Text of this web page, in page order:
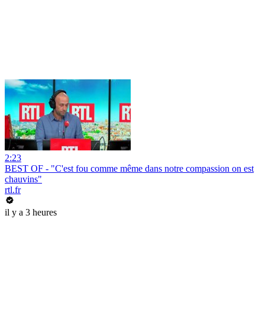
2:23
BEST OF - "C'est fou comme même dans notre compassion on est
chauvins"
rtl.fr
il y a 3 heures